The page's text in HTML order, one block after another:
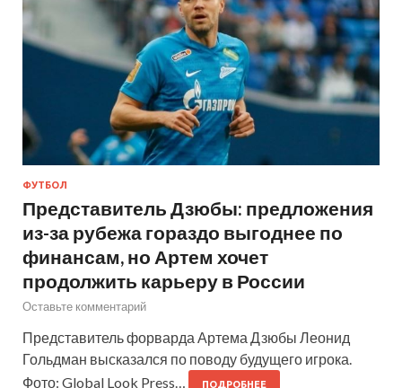
ФУТБОЛ
Представитель Дзюбы: предложения
из-за рубежа гораздо выгоднее по
финансам, но Артем хочет
продолжить карьеру в России
Оставьте комментарий
Представитель форварда Артема Дзюбы Леонид
Гольдман высказался по поводу будущего игрока.
Фото: Global Look Press…
ПОДРОБНЕЕ